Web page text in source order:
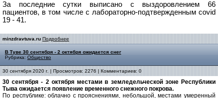
За последние сутки выписано с выздоровлением 66
пациентов, в том числе с лабораторно-подтвержденным covid
19 - 41.
minzdravtuva.ru Подробнее
В Туве 30 сентября - 2 октября ожидается снег
Рубрика: Общество
30 сентября 2020 г. | Просмотров: 2276 | Комментариев: 0
30 сентября - 2 октября местами в земледельческой зоне Республики
Тыва ожидается появление временного снежного покрова.
По республике: облачно с прояснениями, небольшой, местами умеренный